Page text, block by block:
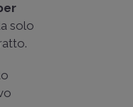
solo